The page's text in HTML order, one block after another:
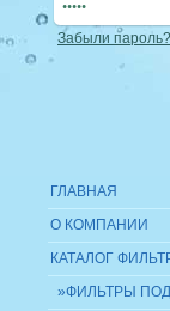
Забыли пароль?
ГЛАВНАЯ
О КОМПАНИИ
КАТАЛОГ
»ФИЛЬТРЫ